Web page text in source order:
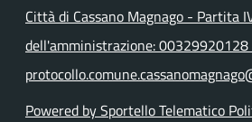
Città di Cassano Magnago - Partita
dell'amministrazione: 00329920128
Powered by Sportello Telematico